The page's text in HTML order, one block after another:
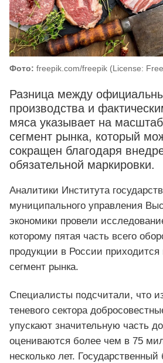
Фото: freepik.com/freepik (License:
Разница между
производства и
мяса указывает на
сегмент рынка, который
сокращен благодаря
обязательной маркировки.
Аналитики Института
муниципального управления
экономики провели
которому пятая часть всего
продукции в России приходится
сегмент рынка.
Специалисты подсчитали, что
теневого сектора
упускают значительную часть
оцениваются более чем в 75
несколько лет.